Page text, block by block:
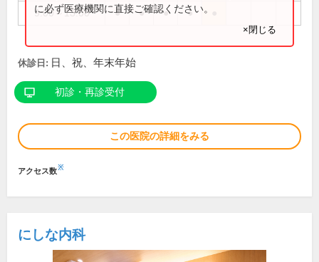
9:00～13:00 ● ● ● ●
に必ず医療機関に直接ご確認ください。
×閉じる
休診日: 日、祝、年末年始
初診・再診受付
この医院の詳細をみる
アクセス数※
にしな内科